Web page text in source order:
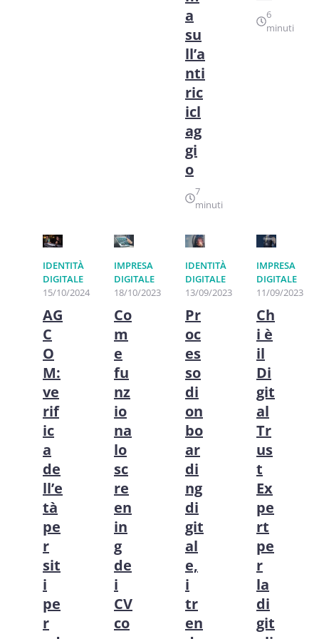
a
su
ll’a
nti
ric
icl
ag
gi
o
7
minuti
6
minuti
IDENTITÀ
DIGITALE
15/10/2024
AG
C
O
M:
ve
rif
ic
a
de
ll’e
tà
pe
r
sit
i
pe
r
IMPRESA
DIGITALE
18/10/2023
Co
m
e
fu
nz
io
na
lo
sc
re
en
in
g
de
i
CV
co
IDENTITÀ
DIGITALE
13/09/2023
Pr
oc
es
so
di
on
bo
ar
di
ng
di
git
al
e,
i
tr
en
IMPRESA
DIGITALE
11/09/2023
Ch
i è
il
Di
git
al
Tr
us
t
Ex
pe
rt
pe
r
la
di
git